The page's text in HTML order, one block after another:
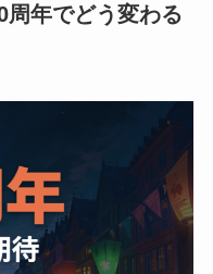
年でどう変わる